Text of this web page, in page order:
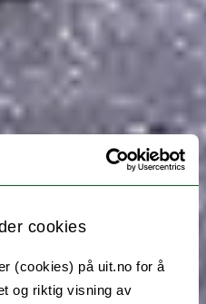
cookies
(cookies) på uit.no for å
og riktig visning av